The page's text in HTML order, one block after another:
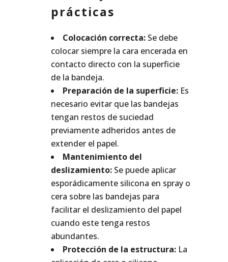
prácticas
Colocación correcta: Se debe
colocar siempre la cara encerada en
contacto directo con la superficie
de la bandeja.
Preparación de la superficie: Es
necesario evitar que las bandejas
tengan restos de suciedad
previamente adheridos antes de
extender el papel.
Mantenimiento del
deslizamiento: Se puede aplicar
esporádicamente silicona en spray o
cera sobre las bandejas para
facilitar el deslizamiento del papel
cuando este tenga restos
abundantes.
Protección de la estructura: La